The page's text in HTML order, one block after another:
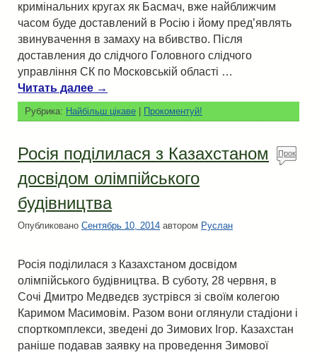
кримінальних кругах як Басмач, вже найближчим
часом буде доставлений в Росію і йому пред’являть
звинувачення в замаху на вбивство. Після
доставления до слідчого Головного слідчого
управління СК по Московській області …
Читать далее →
Рубрика: Найбільш цікаве Прокоментуй!
Росія поділилася з Казахстаном
досвідом олімпійського
будівництва
Опубликовано Сентябрь 10, 2014 автором Руслан
Прок
омен
Росія поділилася з Казахстаном досвідом
олімпійського будівництва. В суботу, 28 червня, в
Сочі Дмитро Медведєв зустрівся зі своїм колегою
Каримом Масимовім. Разом вони оглянули стадіони і
спорткомплекси, зведені до Зимових Ігор. Казахстан
раніше подавав заявку на проведення Зимової